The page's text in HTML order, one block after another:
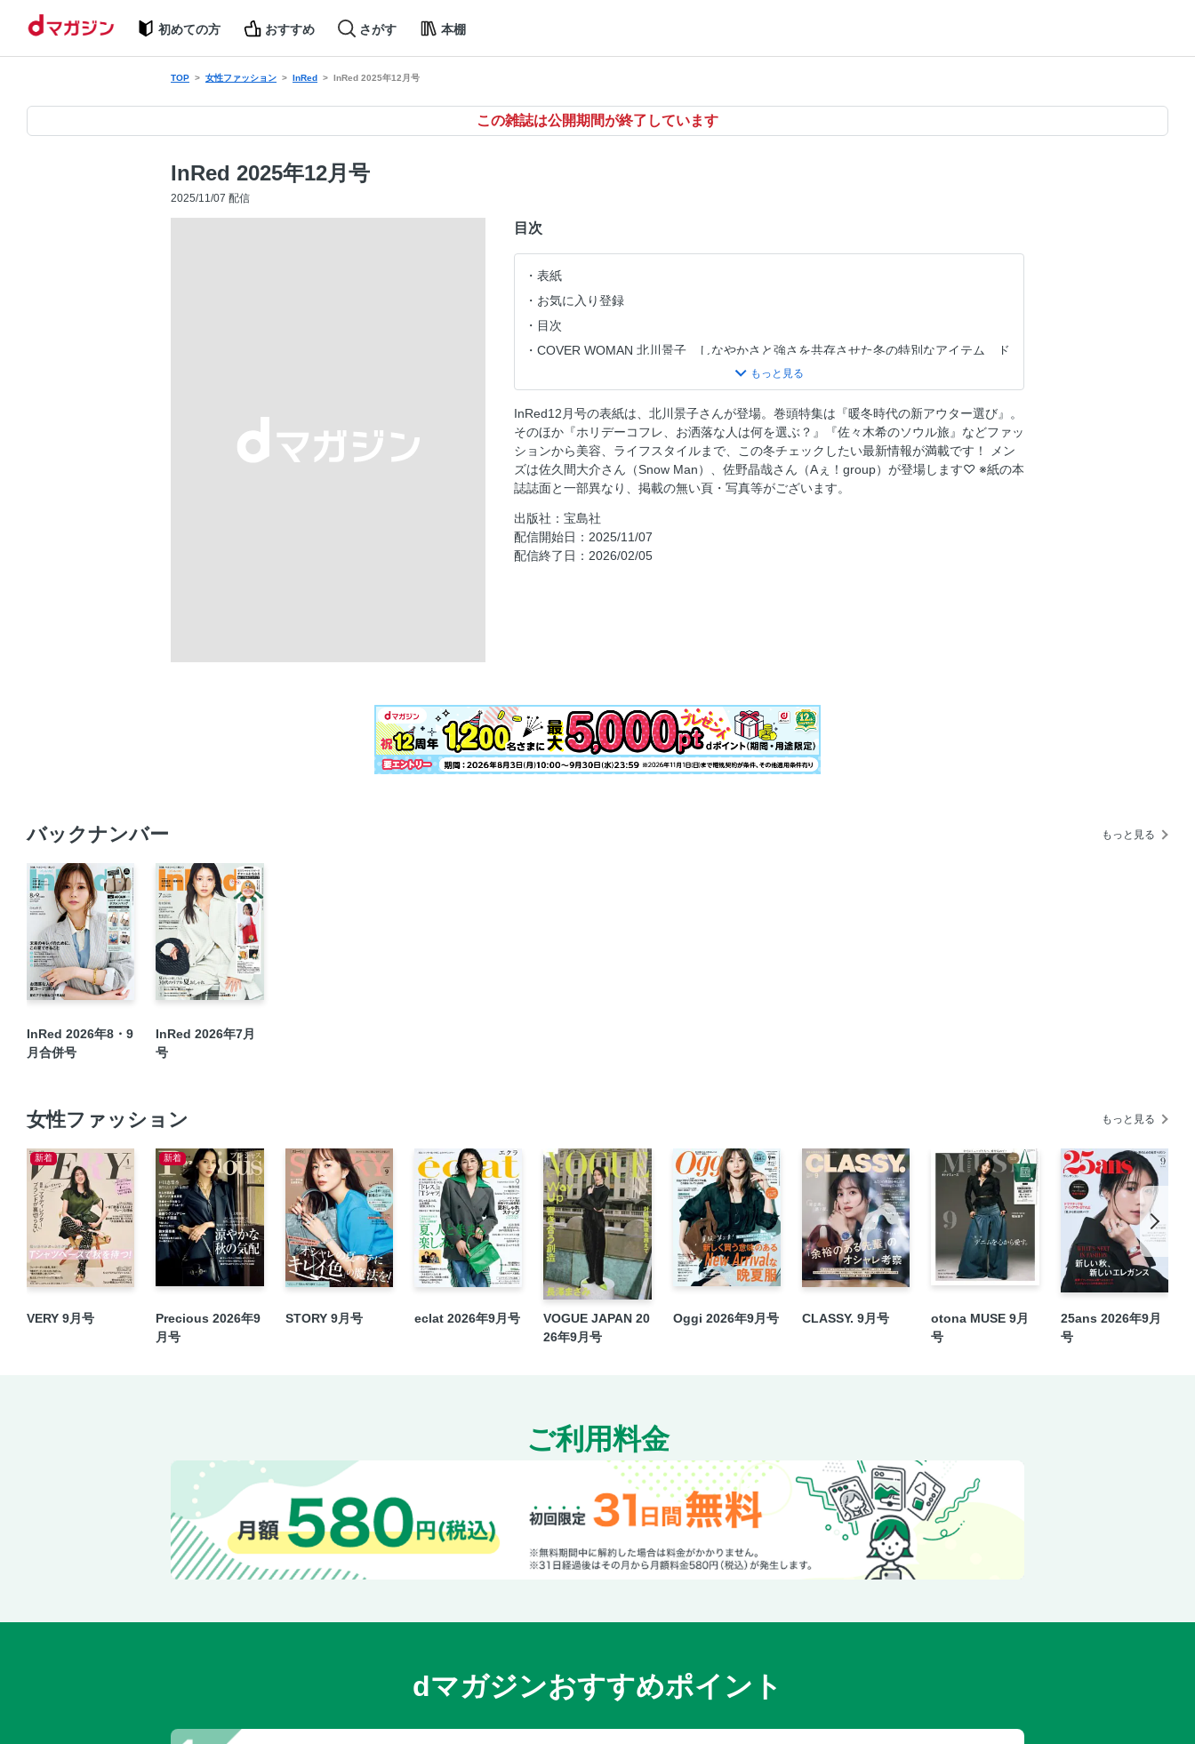
初めての方 おすすめ さがす 本棚
TOP 女性ファッション InRed InRed 2025年12月号
この雑誌は公開期間が終了しています
InRed 2025年12月号
2025/11/07 配信
目次
表紙
お気に入り登録
目次
COVER WOMAN 北川景子 しなやかさと強さを共存させた冬の特別なアイテム ド
ラマティックなアウターに魅せられて
TREND CHAT！
次号予告【1月・2月合併号 特別付録】 ①MOOMIN ミニミニ文具セット ②ロー
ラ アシュレイ 2026年カレンダー
The FASHION PICK PRADA × 芳根京子
短い冬だって主役アイテムに手抜きは厳禁！ 暖冬時代の新アウター選び
19名様にプレゼント！ ホリデーコフレ、お洒落な人は何を選ぶ？
美容家・瀬戸麻実先生が熱血指導！ 大人の「保湿」学び直しSchool
美ッションインポッシブル！
きる！ 大容量トートバッグ
今季はアパレルブランドコラボが豊作！ 冬のお洒落はHELLO KITTYと一緒がいい
シーズン リーズン バイ リン アンド レッドで見つかる! 優秀コスパアイテムで冬支
InRed12月号の表紙は、北川景子さんが登場。巻頭特集は『暖冬時代の新アウター選び』。
そのほか『ホリデーコフレ、お洒落な人は何を選ぶ？』『佐々木希のソウル旅』などファッ
ションから美容、ライフスタイルまで、この冬チェックしたい最新情報が満載です！ メン
ズは佐久間大介さん（Snow Man）、佐野晶哉さん（Aぇ！group）が登場します♡ ※紙の本
誌誌面と一部異なり、掲載の無い頁・写真等がございます。
出版社：宝島社
配信開始日：2025/11/07
配信終了日：2026/02/05
バックナンバー もっと見る
InRed 2026年8・9
月合併号
InRed 2026年7月
号
女性ファッション もっと見る
新着
VERY 9月号
新着
Precious 2026年9
月号
STORY 9月号 eclat 2026年9月号
VOGUE JAPAN 20
26年9月号
Oggi 2026年9月号 CLASSY. 9月号
otona MUSE 9月
号
25ans 2026年9月
号
ご利用料金
dマガジンおすすめポイント